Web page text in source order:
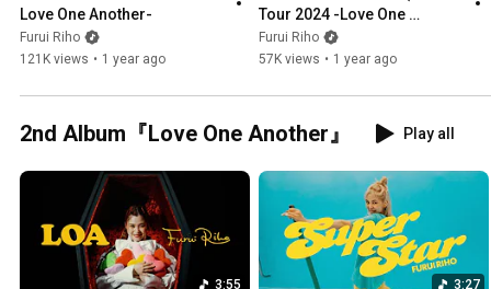
Love One Another-
Furui Riho
121K views • 1 year ago
Tour 2024 -Love One
Another-)
Furui Riho
57K views • 1 year ago
2nd Album『Love One Another』 Play all
3:55 3:27